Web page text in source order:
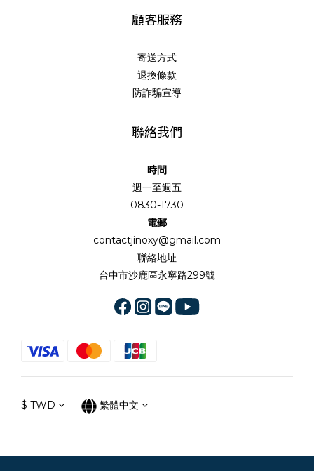
顧客服務
寄送方式
退換條款
防詐騙宣導
聯絡我們
時間
週一至週五
0830-1730
電郵
contactjinoxy@gmail.com
聯絡地址
台中市沙鹿區永寧路299號
$ TWD 繁體中文